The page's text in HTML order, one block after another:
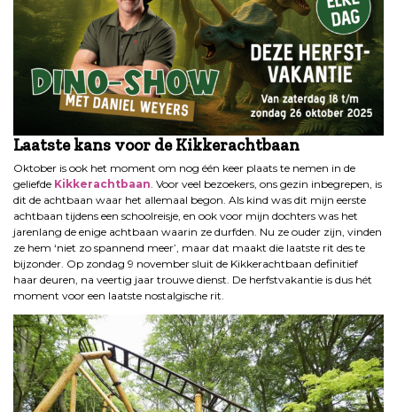
Laatste kans voor de Kikkerachtbaan
Oktober is ook het moment om nog één keer plaats te nemen in de
geliefde Kikkerachtbaan. Voor veel bezoekers, ons gezin inbegrepen, is
dit de achtbaan waar het allemaal begon. Als kind was dit mijn eerste
achtbaan tijdens een schoolreisje, en ook voor mijn dochters was het
jarenlang de enige achtbaan waarin ze durfden. Nu ze ouder zijn, vinden
ze hem ‘niet zo spannend meer’, maar dat maakt die laatste rit des te
bijzonder. Op zondag 9 november sluit de Kikkerachtbaan definitief
haar deuren, na veertig jaar trouwe dienst. De herfstvakantie is dus hét
moment voor een laatste nostalgische rit.